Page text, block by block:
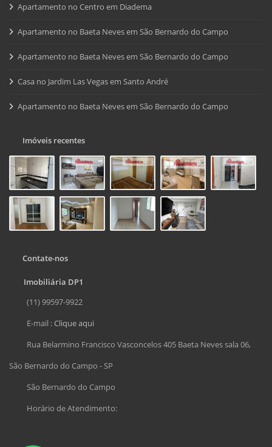
Apartamento no Centro em Diadema
Apartamento no Baeta Neves em São Bernardo do Campo
Apartamento no Baeta Neves em São Bernardo do Campo
Casa no Jardim Las Vegas em Santo André
Apartamento no Baeta Neves em São Bernardo do Campo
Imóveis recentes
Contate-nos
Imobiliária DP1
(11) 99597-9922
E-mail :Clique aqui
Rua Belarmino Francisco Vasconcelos 405 Baeta Neves sala 06,
São Bernardo do Campo - SP
São Bernardo do Campo
Horário de Atendimento: